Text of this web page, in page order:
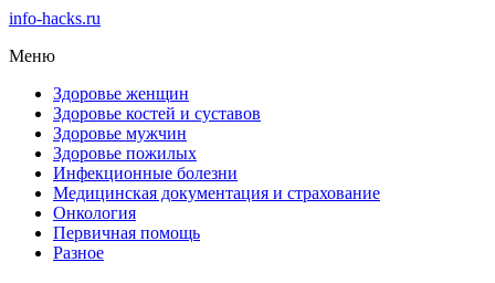
info-hacks.ru
Меню
Здоровье женщин
Здоровье костей и суставов
Здоровье мужчин
Здоровье пожилых
Инфекционные болезни
Медицинская документация и страхование
Онкология
Первичная помощь
Разное